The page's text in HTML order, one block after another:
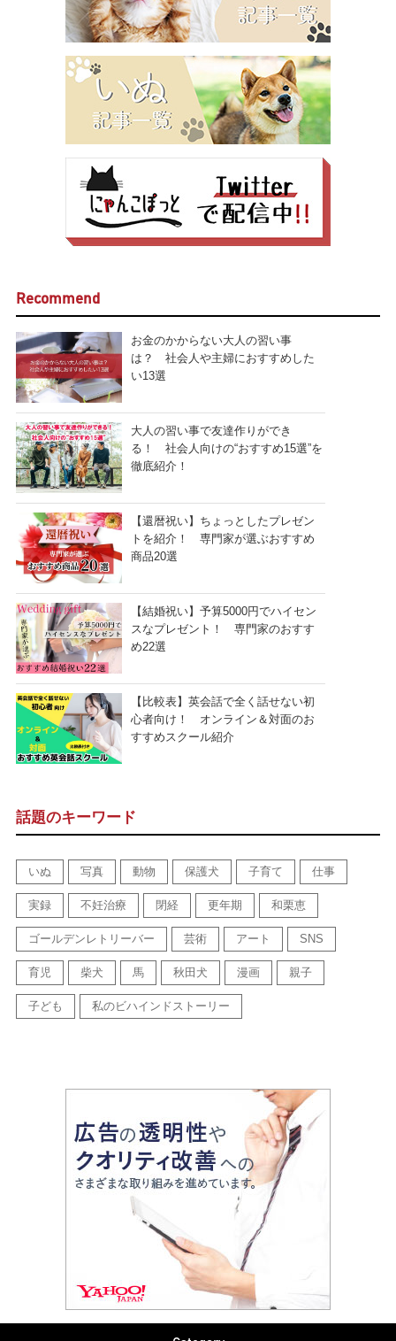
Recommend
お金のかからない大人の習い事
は？ 社会人や主婦におすすめした
い13選
大人の習い事で友達作りができ
る！ 社会人向けの“おすすめ15選”を
徹底紹介！
【還暦祝い】ちょっとしたプレゼン
トを紹介！ 専門家が選ぶおすすめ
商品20選
【結婚祝い】予算5000円でハイセン
スなプレゼント！ 専門家のおすす
め22選
【比較表】英会話で全く話せない初
心者向け！ オンライン＆対面のお
すすめスクール紹介
話題のキーワード
いぬ 写真 動物 保護犬 子育て 仕事
実録 不妊治療 閉経 更年期 和栗恵
ゴールデンレトリーバー 芸術 アート SNS
育児 柴犬 馬 秋田犬 漫画 親子
子ども 私のビハインドストーリー